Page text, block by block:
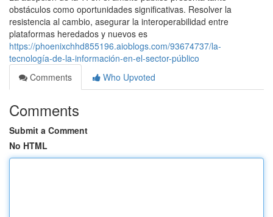
obstáculos como oportunidades significativas. Resolver la
resistencia al cambio, asegurar la interoperabilidad entre
plataformas heredados y nuevos es
https://phoenixchhd855196.aioblogs.com/93674737/la-
tecnología-de-la-información-en-el-sector-público
Comments
Who Upvoted
Comments
Submit a Comment
No HTML